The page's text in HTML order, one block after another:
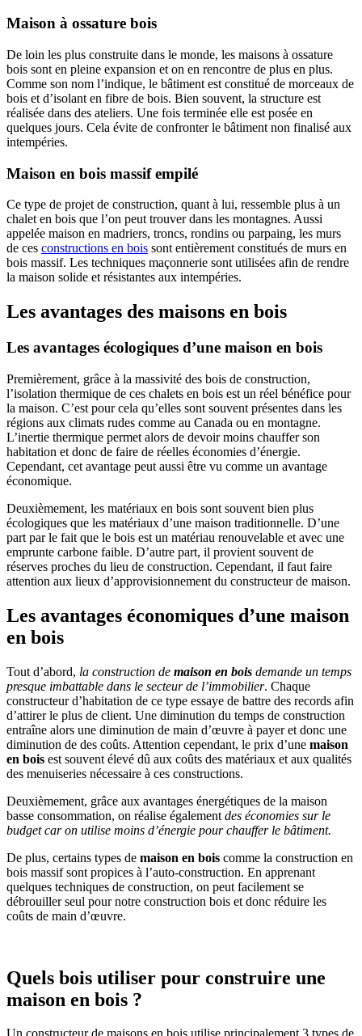
Maison à ossature bois
De loin les plus construite dans le monde, les maisons à ossature
bois sont en pleine expansion et on en rencontre de plus en plus.
Comme son nom l’indique, le bâtiment est constitué de morceaux de
bois et d’isolant en fibre de bois. Bien souvent, la structure est
réalisée dans des ateliers. Une fois terminée elle est posée en
quelques jours. Cela évite de confronter le bâtiment non finalisé aux
intempéries.
Maison en bois massif empilé
Ce type de projet de construction, quant à lui, ressemble plus à un
chalet en bois que l’on peut trouver dans les montagnes. Aussi
appelée maison en madriers, troncs, rondins ou parpaing, les murs
de ces constructions en bois sont entièrement constitués de murs en
bois massif. Les techniques maçonnerie sont utilisées afin de rendre
la maison solide et résistantes aux intempéries.
Les avantages des maisons en bois
Les avantages écologiques d’une maison en bois
Premièrement, grâce à la massivité des bois de construction,
l’isolation thermique de ces chalets en bois est un réel bénéfice pour
la maison. C’est pour cela qu’elles sont souvent présentes dans les
régions aux climats rudes comme au Canada ou en montagne.
L’inertie thermique permet alors de devoir moins chauffer son
habitation et donc de faire de réelles économies d’énergie.
Cependant, cet avantage peut aussi être vu comme un avantage
économique.
Deuxièmement, les matériaux en bois sont souvent bien plus
écologiques que les matériaux d’une maison traditionnelle. D’une
part par le fait que le bois est un matériau renouvelable et avec une
emprunte carbone faible. D’autre part, il provient souvent de
réserves proches du lieu de construction. Cependant, il faut faire
attention aux lieux d’approvisionnement du constructeur de maison.
Les avantages économiques d’une maison
en bois
Tout d’abord, la construction de maison en bois demande un temps
presque imbattable dans le secteur de l’immobilier. Chaque
constructeur d’habitation de ce type essaye de battre des records afin
d’attirer le plus de client. Une diminution du temps de construction
entraîne alors une diminution de main d’œuvre à payer et donc une
diminution de des coûts. Attention cependant, le prix d’une maison
en bois est souvent élevé dû aux coûts des matériaux et aux qualités
des menuiseries nécessaire à ces constructions.
Deuxièmement, grâce aux avantages énergétiques de la maison
basse consommation, on réalise également des économies sur le
budget car on utilise moins d’énergie pour chauffer le bâtiment.
De plus, certains types de maison en bois comme la construction en
bois massif sont propices à l’auto-construction. En apprenant
quelques techniques de construction, on peut facilement se
débrouiller seul pour notre construction bois et donc réduire les
coûts de main d’œuvre.
Quels bois utiliser pour construire une
maison en bois ?